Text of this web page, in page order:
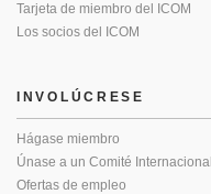
Tarjeta de miembro del ICOM
Los socios del ICOM
INVOLÚCRESE
Hágase miembro
Únase a un Comité Internacional
Ofertas de empleo